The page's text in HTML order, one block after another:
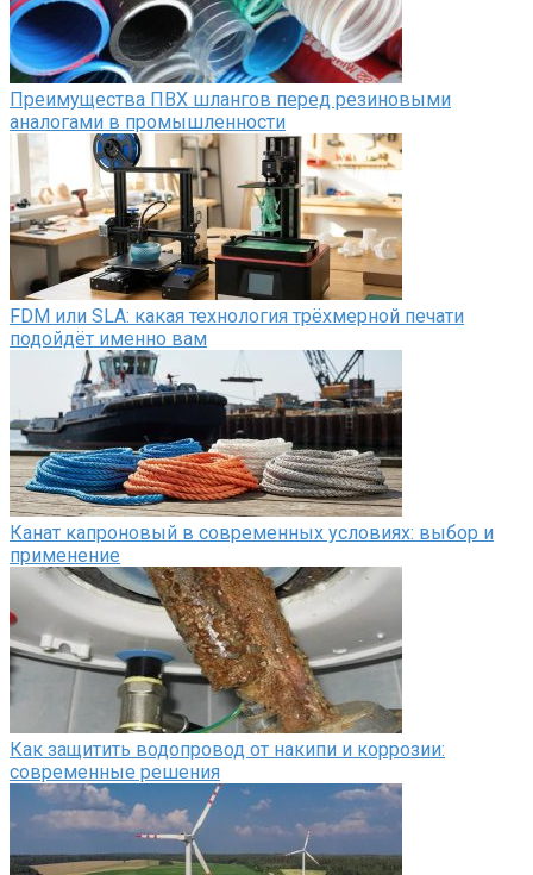
Преимущества ПВХ шлангов перед резиновыми
аналогами в промышленности
FDM или SLA: какая технология трёхмерной печати
подойдёт именно вам
Канат капроновый в современных условиях: выбор и
применение
Как защитить водопровод от накипи и коррозии:
современные решения